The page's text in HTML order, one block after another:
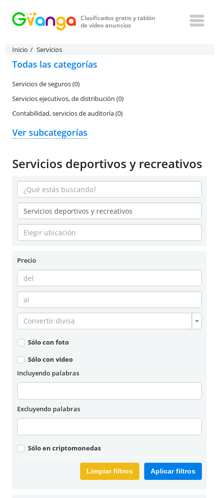
Clasificados gratis y tablón
de video anuncios
Inicio Servicios
Todas las categorías
Servicios de seguros (0)
Servicios ejecutivos, de distribución (0)
Contabilidad, servicios de auditoría (0)
Ver subcategorías
Servicios deportivos y recreativos
Precio
Convertir divisa
Sólo con foto
Sólo con video
Incluyendo palabras
Excluyendo palabras
Sólo en criptomonedas
Aplicar filtros
Limpiar filtros